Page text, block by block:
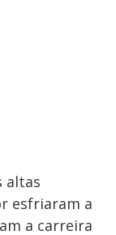
altas
esfriaram a
a carreira